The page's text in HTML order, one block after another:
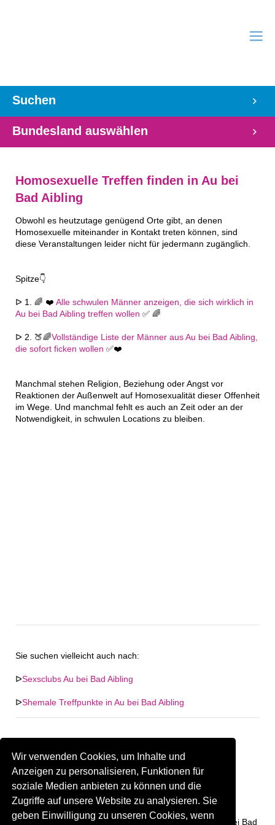
Wir verwenden Cookies, um Inhalte und
Anzeigen zu personalisieren, Funktionen für
soziale Medien anbieten zu können und die
Zugriffe auf unsere Website zu analysieren. Sie
geben Einwilligung zu unseren Cookies, wenn
Suchen
Bundesland auswählen
Homosexuelle Treffen finden in Au bei
Bad Aibling
Obwohl es heutzutage genügend Orte gibt, an denen
Homosexuelle miteinander in Kontakt treten können, sind
diese Veranstaltungen leider nicht für jedermann zugänglich.
Spitze👇
ᐅ 1. 🌈 ❤️ Alle schwulen Männer anzeigen, die sich wirklich in
Au bei Bad Aibling treffen wollen ✅ 🌈
ᐅ 2. 🍑🌈Vollständige Liste der Männer aus Au bei Bad Aibling,
die sofort ficken wollen ✅❤️
Manchmal stehen Religion, Beziehung oder Angst vor
Reaktionen der Außenwelt auf Homosexualität dieser Offenheit
im Wege. Und manchmal fehlt es auch an Zeit oder an der
Notwendigkeit, in schwulen Locations zu bleiben.
Sie suchen vielleicht auch nach:
ᐅSexsclubs Au bei Bad Aibling
ᐅShemale Treffpunkte in Au bei Bad Aibling
Keine Firma in "Au bei Bad Aibling" gefunden. Firmen im
Umkreis von "Au bei Bad Aibling".
319.43 km Gay Treffpunkt Greiz
Sind Sie oder kennen Sie eine(n) Gay Treffpunkt in Au bei Bad